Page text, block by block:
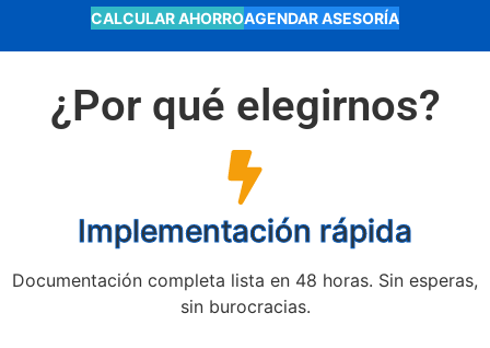
CALCULAR AHORROAGENDAR ASESORÍA
¿Por qué elegirnos?
Implementación rápida
Documentación completa lista en 48 horas. Sin esperas,
sin burocracias.